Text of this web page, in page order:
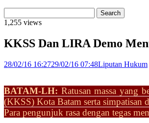
1,255 views
KKSS Dan LIRA Demo
28/02/16 16:2729/02/16 07:48Liputan Hukum
BATAM-LH: Ratusan massa yang
(KKSS) Kota Batam serta simpatisan
Para pengunjuk rasa dengan tegas